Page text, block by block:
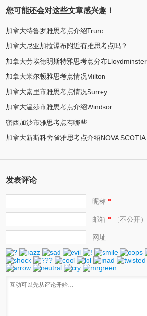
您可能还会对这些文章感兴趣！
加拿大特鲁罗雅思考点介绍Truro
加拿大尼亚加拉瀑布附近有雅思考点吗？
加拿大劳埃德明斯特雅思考点分布Lloydminster
加拿大米尔顿雅思考点情况Milton
加拿大素里市雅思考点情况Surrey
加拿大温莎市雅思考点介绍Windsor
密西加沙市雅思考点有哪些
加拿大新斯科舍省雅思考点介绍NOVA SCOTIA
发表评论
昵称*
邮箱 *（不公开）
网址